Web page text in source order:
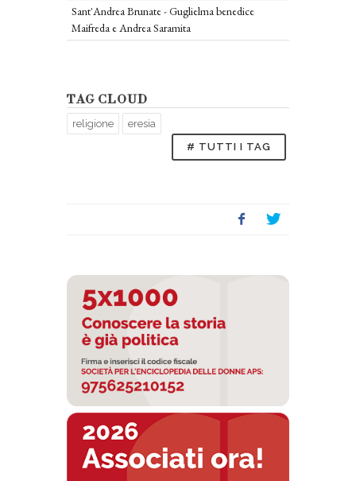
Sant'Andrea Brunate - Guglielma benedice
Maifreda e Andrea Saramita
TAG CLOUD
religione
eresia
# TUTTI I TAG